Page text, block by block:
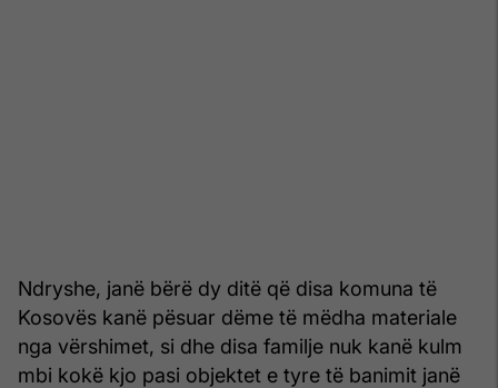
Ndryshe, janë bërë dy ditë që disa komuna të
Kosovës kanë pësuar dëme të mëdha materiale
nga vërshimet, si dhe disa familje nuk kanë kulm
mbi kokë kjo pasi objektet e tyre të banimit janë